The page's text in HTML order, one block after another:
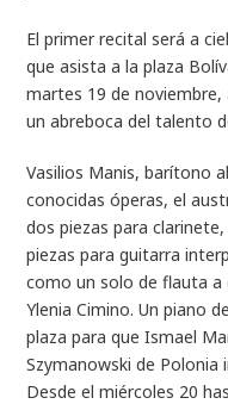
El primer recital será a
que asista a la plaza
martes 19 de noviembre,
un abreboca del talento
Vasilios Manis, barítono
conocidas óperas, el
dos piezas para
piezas para guitarra
como un solo de flauta
Ylenia Cimino. Un piano
plaza para que Ismael
Szymanowski de
Desde el miércoles 20